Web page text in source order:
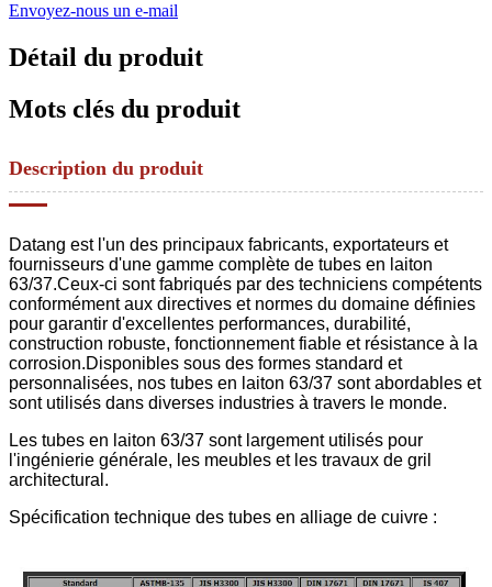
Envoyez-nous un e-mail
Détail du produit
Mots clés du produit
Description du produit
Datang est l'un des principaux fabricants, exportateurs et
fournisseurs d'une gamme complète de tubes en laiton
63/37.Ceux-ci sont fabriqués par des techniciens compétents
conformément aux directives et normes du domaine définies
pour garantir d'excellentes performances, durabilité,
construction robuste, fonctionnement fiable et résistance à la
corrosion.Disponibles sous des formes standard et
personnalisées, nos tubes en laiton 63/37 sont abordables et
sont utilisés dans diverses industries à travers le monde.
Les tubes en laiton 63/37 sont largement utilisés pour
l'ingénierie générale, les meubles et les travaux de gril
architectural.
Spécification technique des tubes en alliage de cuivre :